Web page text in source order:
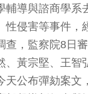
輔導與諮商學系
性侵害等事件，
查，監察院8日
、黃宗堅、王智
天公布彈劾案文